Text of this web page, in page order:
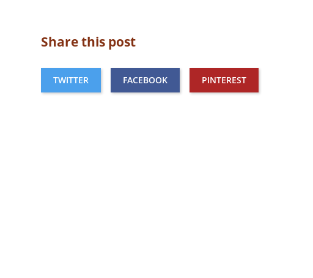
Share this post
TWITTER FACEBOOK PINTEREST